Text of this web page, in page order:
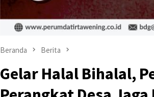
Beranda Berita
Gelar Halal Bihalal,